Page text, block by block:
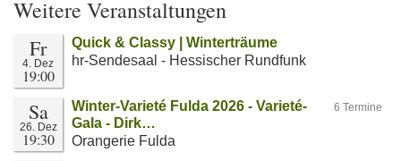
Weitere Veranstaltungen
Fr
4. Dez
19:00
Quick & Classy | Winterträume
hr-Sendesaal - Hessischer Rundfunk
Sa
26. Dez
19:30
6 Termine
Winter-Varieté Fulda 2026 - Varieté-
Gala - Dirk…
Orangerie Fulda